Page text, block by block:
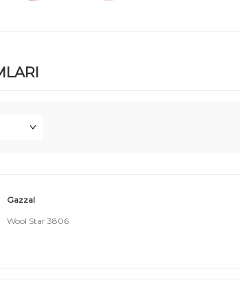
Gazzal
Wool Star 3806